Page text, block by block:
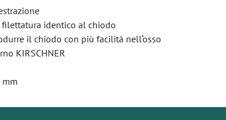
identico al chiodo
il chiodo con più facilità nell‘osso
KIRSCHNER